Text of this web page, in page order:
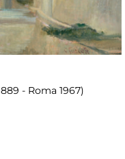
- Roma 1967)